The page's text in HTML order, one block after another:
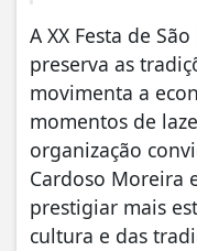
A XX Festa de
preserva as
movimenta a
momentos de
organização
Cardoso Moreira
prestigiar mais
cultura e das